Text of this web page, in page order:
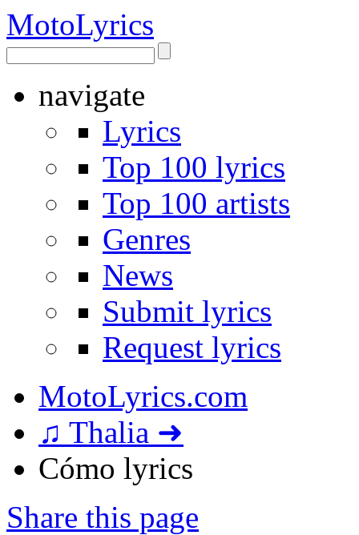
MotoLyrics
navigate
Lyrics
Top 100 lyrics
Top 100 artists
Genres
News
Submit lyrics
Request lyrics
MotoLyrics.com
♫ Thalia ➜
Cómo lyrics
Share this page